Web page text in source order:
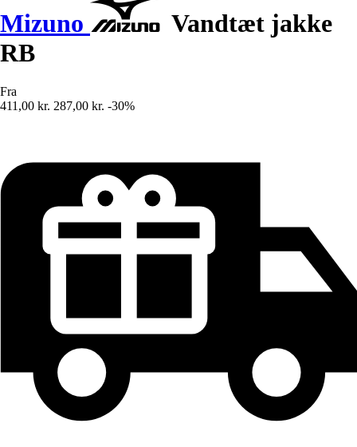
Mizuno
Vandtæt jakke
RB
Fra
411,00 kr. 287,00 kr. -30%